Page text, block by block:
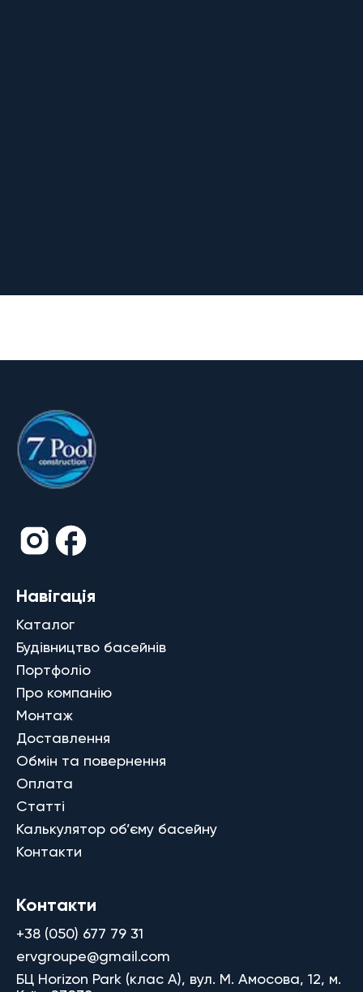
Навігація
Каталог
Будівництво басейнів
Портфоліо
Про компанію
Монтаж
Доставлення
Обмін та повернення
Оплата
Статті
Калькулятор об’єму басейну
Контакти
Контакти
+38 (050) 677 79 31
ervgroupe@gmail.com
БЦ Horizon Park (клас A), вул. М. Амосова, 12, м.